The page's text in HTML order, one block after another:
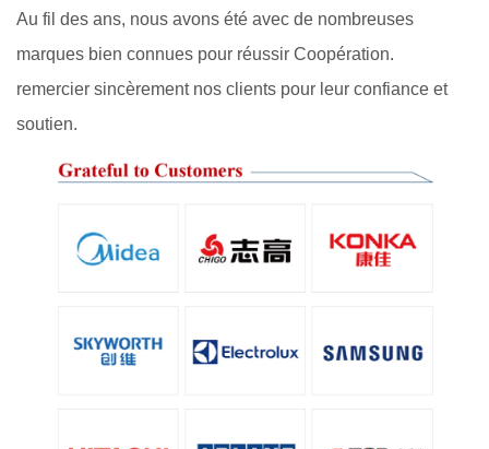
Au fil des ans, nous avons été avec de nombreuses
marques bien connues pour réussir Coopération.
remercier sincèrement nos clients pour leur confiance et
soutien.